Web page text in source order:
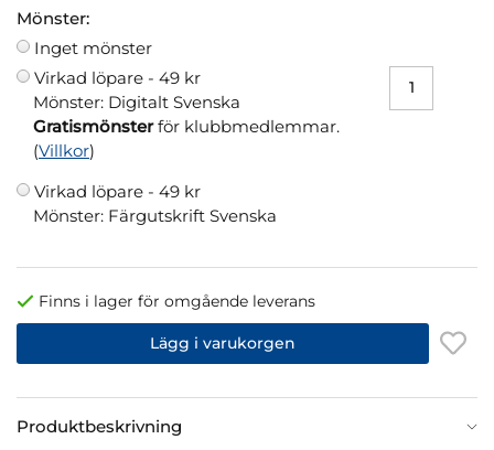
Mönster:
Inget mönster
Virkad löpare - 49 kr
Mönster: Digitalt Svenska
Gratismönsterför klubbmedlemmar.
(Villkor)
Virkad löpare - 49 kr
Mönster: Färgutskrift Svenska
Finns i lager för omgående leverans
Lägg i varukorgen
Produktbeskrivning